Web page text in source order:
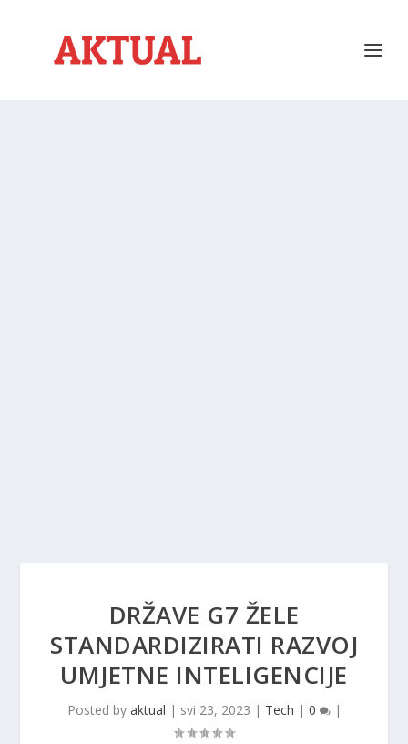
DRŽAVE G7 ŽELE
STANDARDIZIRATI RAZVOJ
UMJETNE INTELIGENCIJE
Posted by aktual | svi 23, 2023 | Tech | 0 |